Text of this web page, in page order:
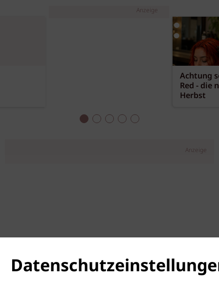
Anzeige
Achtung
Red - die
Herbst
Anzeige